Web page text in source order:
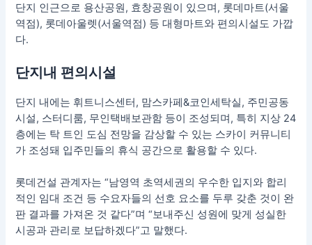
단지 인근으로 용산공원, 효창공원이 있으며, 롯데마트(서울
역점), 롯데아울렛(서울역점) 등 대형마트와 편의시설도 가깝
다.
단지내 편의시설
단지 내에는 휘트니스센터, 맘스카페&코인세탁실, 주민공동
시설, 스터디룸, 무인택배보관함 등이 조성되며, 특히 지상 24
층에는 탁 트인 도심 전망을 감상할 수 있는 스카이 커뮤니티
가 조성돼 입주민들의 휴식 공간으로 활용할 수 있다.
롯데건설 관계자는 “남영역 초역세권의 우수한 입지와 합리
적인 임대 조건 등 수요자들의 선호 요소를 두루 갖춘 것이 완
판 결과를 가져온 것 같다”며 “보내주신 성원에 맞게 성실한
시공과 관리로 보답하겠다”고 말했다.